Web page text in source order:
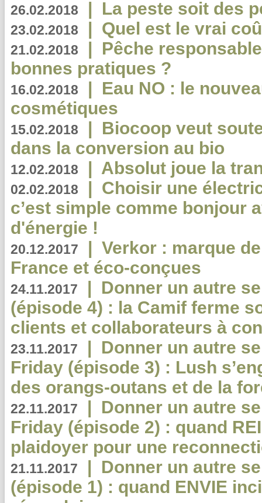
26.02.2018 | La peste soit des
23.02.2018 | Quel est le vrai
21.02.2018 | Pêche
bonnes pratiques ?
16.02.2018 | Eau NO : le
cosmétiques
15.02.2018 | Biocoop veut
dans la conversion au bio
12.02.2018 | Absolut joue la
02.02.2018 | Choisir une
c’est simple comme bonjour
d'énergie !
20.12.2017 | Verkor : marque
France et éco-conçues
24.11.2017 | Donner un autre
(épisode 4) : la Camif ferme
clients et collaborateurs à
23.11.2017 | Donner un autre
Friday (épisode 3) : Lush
des orangs-outans et de la
22.11.2017 | Donner un autre
Friday (épisode 2) : quand
plaidoyer pour une
21.11.2017 | Donner un autre
(épisode 1) : quand ENVIE